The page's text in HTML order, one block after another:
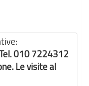
010 7224312
Le visite al